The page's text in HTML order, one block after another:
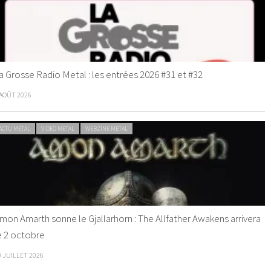
Grosse Radio Metal : les entrées 2026 #31 et #32
2026
METAL VIDEO METAL WEBZINE METAL
Amarth sonne le Gjallarhorn : The Allfather Awakens arrivera
2 octobre
JUILLET 2026